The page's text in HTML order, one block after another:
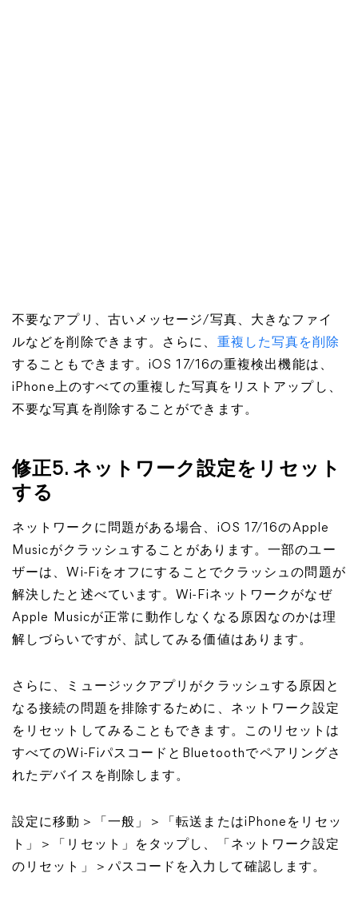
不要なアプリ、古いメッセージ/写真、大きなファイ
ルなどを削除できます。さらに、 重複した写真を削除
することもできます。iOS 17/16の重複検出機能は、
iPhone上のすべての重複した写真をリストアップし、
不要な写真を削除することができます。
修正5. ネットワーク設定をリセット
する
ネットワークに問題がある場合、iOS 17/16のApple
Musicがクラッシュすることがあります。一部のユー
ザーは、Wi-Fiをオフにすることでクラッシュの問題が
解決したと述べています。Wi-Fiネットワークがなぜ
Apple Musicが正常に動作しなくなる原因なのかは理
解しづらいですが、試してみる価値はあります。
さらに、ミュージックアプリがクラッシュする原因と
なる接続の問題を排除するために、ネットワーク設定
をリセットしてみることもできます。このリセットは
すべてのWi-FiパスコードとBluetoothでペアリングさ
れたデバイスを削除します。
設定に移動＞「一般」＞「転送またはiPhoneをリセッ
ト」＞「リセット」をタップし、「ネットワーク設定
のリセット」＞パスコードを入力して確認します。